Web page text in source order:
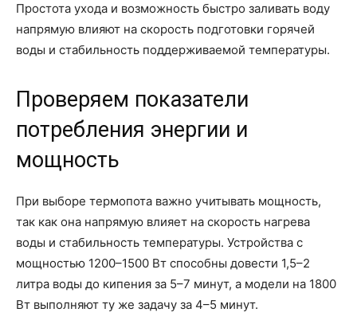
Простота ухода и возможность быстро заливать воду
напрямую влияют на скорость подготовки горячей
воды и стабильность поддерживаемой температуры.
Проверяем показатели
потребления энергии и
мощность
При выборе термопота важно учитывать мощность,
так как она напрямую влияет на скорость нагрева
воды и стабильность температуры. Устройства с
мощностью 1200–1500 Вт способны довести 1,5–2
литра воды до кипения за 5–7 минут, а модели на 1800
Вт выполняют ту же задачу за 4–5 минут.